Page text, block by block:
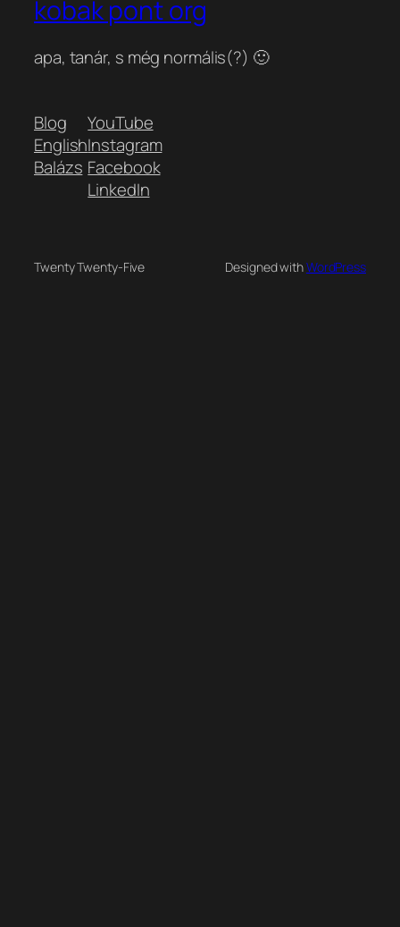
kobak pont org
apa, tanár, s még normális(?) 🙂
Blog
English
Balázs
YouTube
Instagram
Facebook
LinkedIn
Twenty Twenty-Five Designed withWordPress